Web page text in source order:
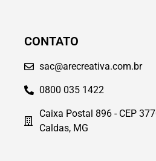
CONTATO
sac@arecreativa.com.br
0800 035 1422
Caixa Postal 896 - CEP
Caldas, MG